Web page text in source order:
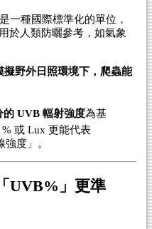
是一種國際標準化的單位，
於人類防曬參考，如氣象
擬野外日照環境下，爬蟲能
的 UVB 輻射強度為基
或 Lux 更能代表
強度」。
UVB%」更準